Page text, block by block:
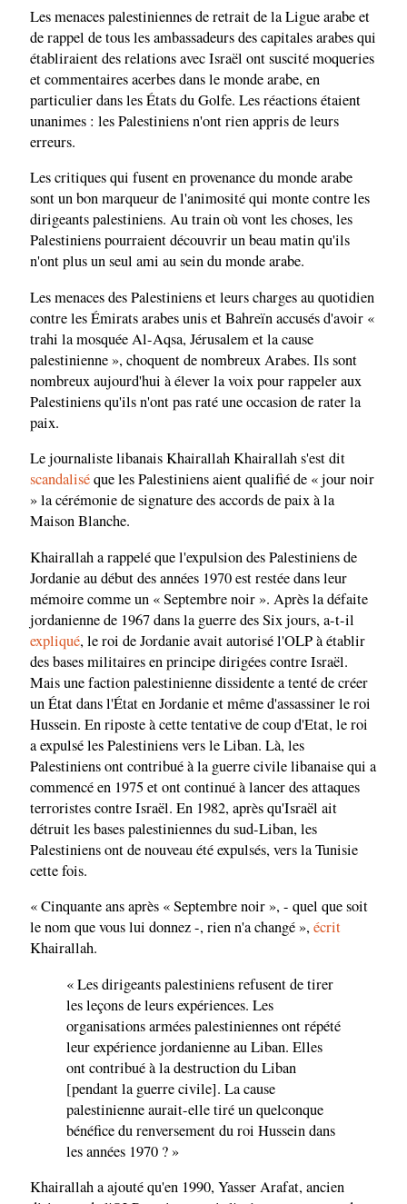
Les menaces palestiniennes de retrait de la Ligue arabe et
de rappel de tous les ambassadeurs des capitales arabes qui
établiraient des relations avec Israël ont suscité moqueries
et commentaires acerbes dans le monde arabe, en
particulier dans les États du Golfe. Les réactions étaient
unanimes : les Palestiniens n'ont rien appris de leurs
erreurs.
Les critiques qui fusent en provenance du monde arabe
sont un bon marqueur de l'animosité qui monte contre les
dirigeants palestiniens. Au train où vont les choses, les
Palestiniens pourraient découvrir un beau matin qu'ils
n'ont plus un seul ami au sein du monde arabe.
Les menaces des Palestiniens et leurs charges au quotidien
contre les Émirats arabes unis et Bahreïn accusés d'avoir «
trahi la mosquée Al-Aqsa, Jérusalem et la cause
palestinienne », choquent de nombreux Arabes. Ils sont
nombreux aujourd'hui à élever la voix pour rappeler aux
Palestiniens qu'ils n'ont pas raté une occasion de rater la
paix.
Le journaliste libanais Khairallah Khairallah s'est dit
scandaliséque les Palestiniens aient qualifié de « jour noir
» la cérémonie de signature des accords de paix à la
Maison Blanche.
Khairallah a rappelé que l'expulsion des Palestiniens de
Jordanie au début des années 1970 est restée dans leur
mémoire comme un « Septembre noir ». Après la défaite
jordanienne de 1967 dans la guerre des Six jours, a-t-il
expliqué, le roi de Jordanie avait autorisé l'OLP à établir
des bases militaires en principe dirigées contre Israël.
Mais une faction palestinienne dissidente a tenté de créer
un État dans l'État en Jordanie et même d'assassiner le roi
Hussein. En riposte à cette tentative de coup d'Etat, le roi
a expulsé les Palestiniens vers le Liban. Là, les
Palestiniens ont contribué à la guerre civile libanaise qui a
commencé en 1975 et ont continué à lancer des attaques
terroristes contre Israël. En 1982, après qu'Israël ait
détruit les bases palestiniennes du sud-Liban, les
Palestiniens ont de nouveau été expulsés, vers la Tunisie
cette fois.
« Cinquante ans après « Septembre noir », - quel que soit
le nom que vous lui donnez -, rien n'a changé »,écrit
Khairallah.
« Les dirigeants palestiniens refusent de tirer
les leçons de leurs expériences. Les
organisations armées palestiniennes ont répété
leur expérience jordanienne au Liban. Elles
ont contribué à la destruction du Liban
[pendant la guerre civile]. La cause
palestinienne aurait-elle tiré un quelconque
bénéfice du renversement du roi Hussein dans
les années 1970 ? »
Khairallah a ajouté qu'en 1990, Yasser Arafat, ancien